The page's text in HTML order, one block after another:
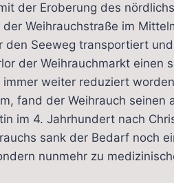
der Eroberung des
Weihrauchstraße im
den Seeweg transportiert
der Weihrauchmarkt einen
immer weiter reduziert
fand der Weihrauch seinen
im 4. Jahrhundert nach
sank der Bedarf noch
nunmehr zu